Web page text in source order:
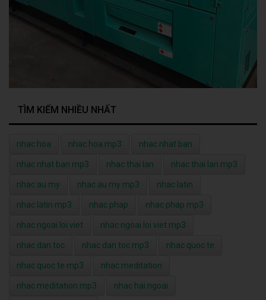
TÌM KIẾM NHIỀU NHẤT
nhac hoa nhac hoa mp3 nhac nhat ban
nhac nhat ban mp3 nhac thai lan nhac thai lan mp3
nhac au my nhac au my mp3 nhac latin
nhac latin mp3 nhac phap nhac phap mp3
nhac ngoai loi viet nhac ngoai loi viet mp3
nhac dan toc nhac dan toc mp3 nhac quoc te
nhac quoc te mp3 nhac meditation
nhac meditation mp3 nhac hai ngoai